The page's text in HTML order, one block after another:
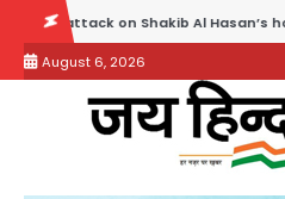
content
Al Hasan’s house: शेख हसीना की वर्चुअल
August 6, 2026